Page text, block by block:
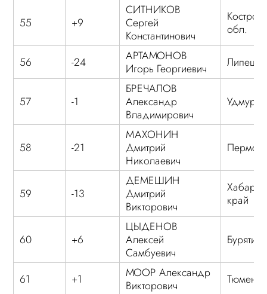
55 +9
СИТНИКОВ
Сергей
Константинович
обл.
56 -24
АРТАМОНОВ
Игорь Георгиевич
57 -1
БРЕЧАЛОВ
Александр
Владимирович
58 -21
МАХОНИН
Дмитрий
Николаевич
59 -13
ДЕМЕШИН
Дмитрий
Викторович
край
60 +6
ЦЫДЕНОВ
Алексей
Самбуевич
Бурятия
61 +1
МООР Александр
Викторович